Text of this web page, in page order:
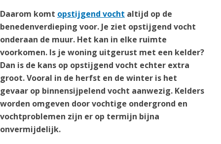
Daarom komt opstijgend vocht altijd op de
benedenverdieping voor. Je ziet opstijgend vocht
onderaan de muur. Het kan in elke ruimte
voorkomen. Is je woning uitgerust met een kelder?
Dan is de kans op opstijgend vocht echter extra
groot. Vooral in de herfst en de winter is het
gevaar op binnensijpelend vocht aanwezig. Kelders
worden omgeven door vochtige ondergrond en
vochtproblemen zijn er op termijn bijna
onvermijdelijk.